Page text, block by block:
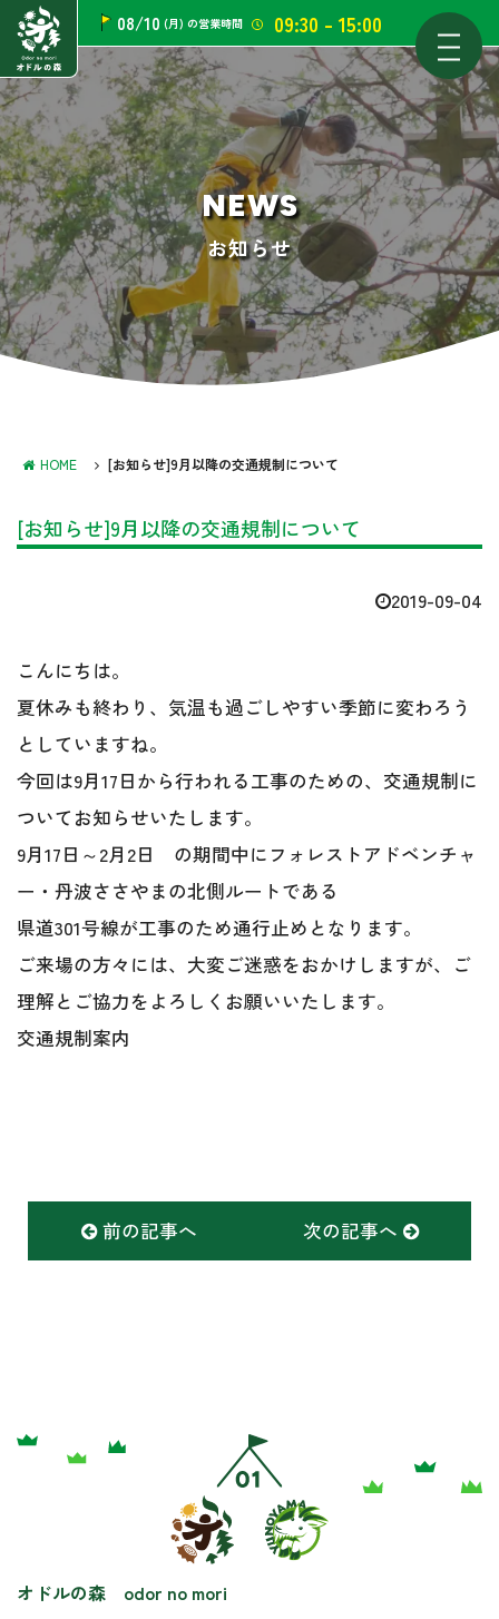
08/10 (月) の営業時間 09:30 - 15:00
NEWS
お知らせ
HOME [お知らせ]9月以降の交通規制について
[お知らせ]9月以降の交通規制について
2019-09-04
こんにちは。
夏休みも終わり、気温も過ごしやすい季節に変わろう
としていますね。
今回は9月17日から行われる工事のための、交通規制に
ついてお知らせいたします。
9月17日～2月2日 の期間中にフォレストアドベンチャ
ー・丹波ささやまの北側ルートである
県道301号線が工事のため通行止めとなります。
ご来場の方々には、大変ご迷惑をおかけしますが、ご
理解とご協力をよろしくお願いいたします。
交通規制案内
前の記事へ 次の記事へ
オドルの森 odor no mori